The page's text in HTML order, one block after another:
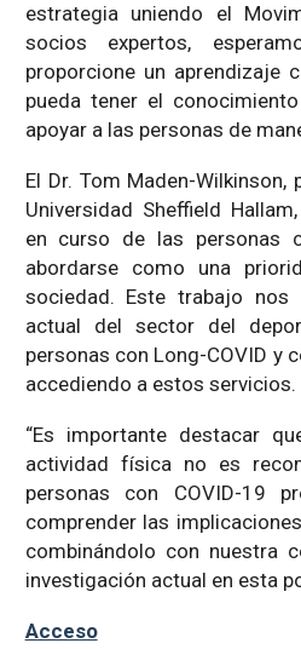
estrategia uniendo el
socios expertos,
proporcione un aprendizaje
pueda tener el
apoyar a las personas de
El Dr. Tom Maden-
Universidad Sheffield
en curso de las personas
abordarse como una
sociedad. Este trabajo
actual del sector del
personas con Long-COVID y
accediendo a estos servicios.
“Es importante destacar
actividad física no es
personas con COVID-19
comprender las
combinándolo con nuestra
investigación actual en esta
Acceso